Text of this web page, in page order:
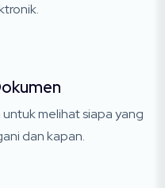
melihat siapa yang
dan kapan.